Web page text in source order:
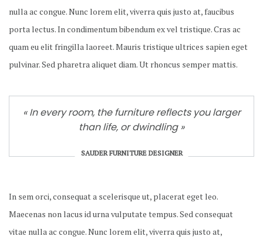
nulla ac congue. Nunc lorem elit, viverra quis justo at, faucibus
porta lectus. In condimentum bibendum ex vel tristique. Cras ac
quam eu elit fringilla laoreet. Mauris tristique ultrices sapien eget
pulvinar. Sed pharetra aliquet diam. Ut rhoncus semper mattis.
« In every room, the furniture reflects you larger
than life, or dwindling »
SAUDER FURNITURE DESIGNER
In sem orci, consequat a scelerisque ut, placerat eget leo.
Maecenas non lacus id urna vulputate tempus. Sed consequat
vitae nulla ac congue. Nunc lorem elit, viverra quis justo at,